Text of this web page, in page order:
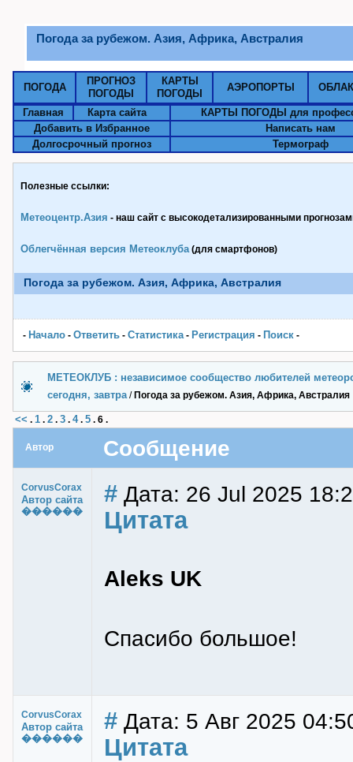
Погода за рубежом. Азия, Африка, Австралия
ПОГОДА
ПРОГНОЗ
ПОГОДЫ
КАРТЫ
ПОГОДЫ
АЭРОПОРТЫ
Главная Карта сайта
КАРТЫ ПОГОДЫ для
Добавить в Избранное
Написать нам
Долгосрочный прогноз
Термограф
Полезные ссылки:
Метеоцентр.Азия - наш сайт с высокодетализированными
Облегчённая версия Метеоклуба(для смартфонов)
Погода за рубежом. Азия, Африка, Австралия
- Начало - Ответить - Статистика- Pегистрация - Поиск -
МЕТЕОКЛУБ : независимое сообщество любителей
сегодня, завтра/ Погода за рубежом. Азия, Африка, Австралия
<< . 1 . 2 . 3 . 4. 5 . 6 .
Автор Сообщение
CorvusCorax
Автор сайта
������
# Дата: 26 Jul 2025
Цитата
Aleks UK
Спасибо большое!
CorvusCorax
Автор сайта
������
# Дата: 5 Авг 2025
Цитата